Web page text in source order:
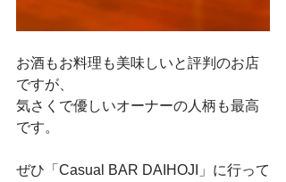
お酒もお料理も美味しいと評判のお店
ですが、
気さくで優しいオーナーの人柄も最高
です。
ぜひ「Casual BAR DAIHOJI」に行って